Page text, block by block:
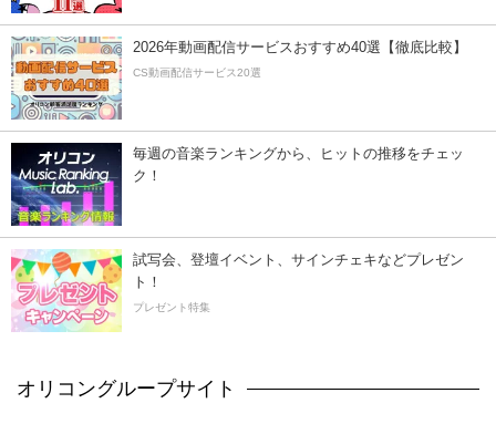
2026年動画配信サービスおすすめ40選【徹底比較】
CS動画配信サービス20選
毎週の音楽ランキングから、ヒットの推移をチェッ
ク！
試写会、登壇イベント、サインチェキなどプレゼン
ト！
プレゼント特集
オリコングループサイト